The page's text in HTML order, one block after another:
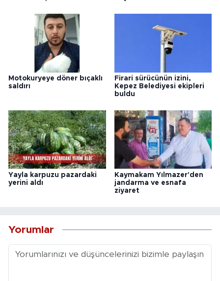
Motokuryeye döner bıçaklı
saldırı
Firari sürücünün izini,
Kepez Belediyesi ekipleri
buldu
Yayla karpuzu pazardaki
yerini aldı
Kaymakam Yılmazer'den
jandarma ve esnafa
ziyaret
Yorumlar